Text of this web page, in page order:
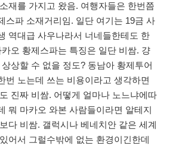
재를 가지고 왔음. 여행자들은 한번쯤
스파 소재거리임. 일단 여기는 19금 사
역대급 사우나라서 너네들한테도 한
오 황제스파는 특징은 일단 비쌈. 걍
상할 수 없을 정도? 동남아 황제투어
번 노는데 쓰는 비용이라고 생각하면
진짜 비쌈. 어떻게 얼마나 노느냐에따
뭐 마카오 와본 사람들이라면 알테지
다 비쌈. 갤럭시나 베네치안 같은 세계
어서 그럴수밖에 없는 환경이긴한데